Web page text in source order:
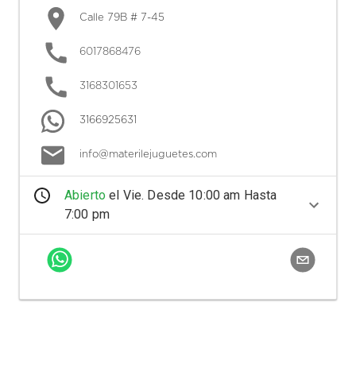
Calle 79B # 7-45
6017868476
3168301653
3166925631
info@materilejuguetes.com
Abierto el Vie. Desde 10:00 am Hasta
7:00 pm